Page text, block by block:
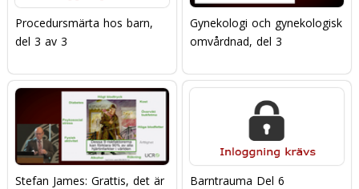
Procedursmärta hos barn,
del 3 av 3
Gynekologi och gynekologisk
omvårdnad, del 3
Stefan James: Grattis, det är
Barntrauma Del 6